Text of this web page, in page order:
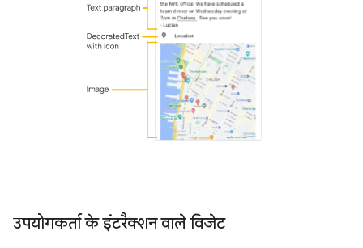
उपयोगकर्ता के इंटरैक्शन वाले विजेट